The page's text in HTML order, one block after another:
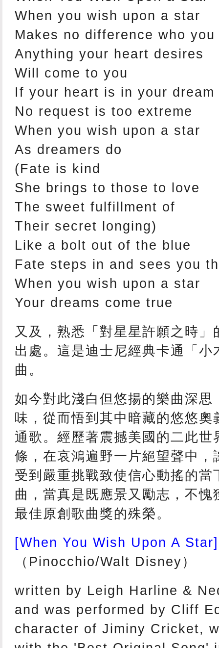
When you wish upon a star
Makes no difference who you
Anything your heart desires
Will come to you
If your heart is in your dream
No request is too extreme
When you wish upon a star
As dreamers do
(Fate is kind
She brings to those to love
The sweet fulfillment of
Their secret longing)
Like a bolt out of the blue
Fate steps in and sees you
When you wish upon a star
Your dreams come true
又及，熟悉「對星星許願之時」
出處。這是迪士尼經典卡通「小
曲。
如今對此淺白但悠揚的樂曲深思
味，從而悟到其中暗藏的悠悠奧
通歌。經歷著震撼美國的二此世
條，在哀鴻遍野一片絕望聲中，
受到嚴重挑戰致使信心動搖的當
曲，當真是既應景又勵志，不愧
最佳原創歌曲獎的殊榮。
[When You Wish Upon A Star]
（Pinocchio/Walt Disney）
written by Leigh Harline &
and was performed by Cliff
character of Jiminy Cricket,